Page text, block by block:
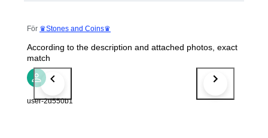
För ♛Stones and Coins♛
According to the description and attached photos, exact
match
user-2d550b1